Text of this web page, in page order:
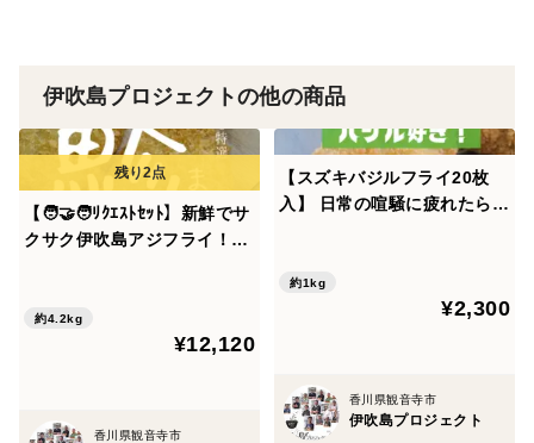
保存方法 -18℃以下で保存してください
賞味期限 袋に記載
製造者 株式会社キョーワ
伊吹島プロジェクトの他の商品
【🧑‍🤝‍🧑ﾘｸｴｽﾄｾｯﾄ】新鮮でサ
クサク伊吹島アジフライ！💁
ハモカツ✨瀬戸内の貴婦人フ
ィッシュ【大容量20枚】
約4.2kg
¥12,120
香川県観音寺市
【スズキバジルフライ20枚
入】 日常の喧騒に疲れたらス
してリフレッシュ。 明日も頑
張ろう！ 潮風が背中を押して
約1kg
¥2,300
香川県観音寺市
伊吹島プロジェクト